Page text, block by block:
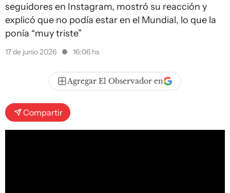
seguidores en Instagram, mostró su reacción y
explicó que no podía estar en el Mundial, lo que la
ponía “muy triste”
17 de junio 2026 16:06 hs
Agregar El Observador en
Compartir